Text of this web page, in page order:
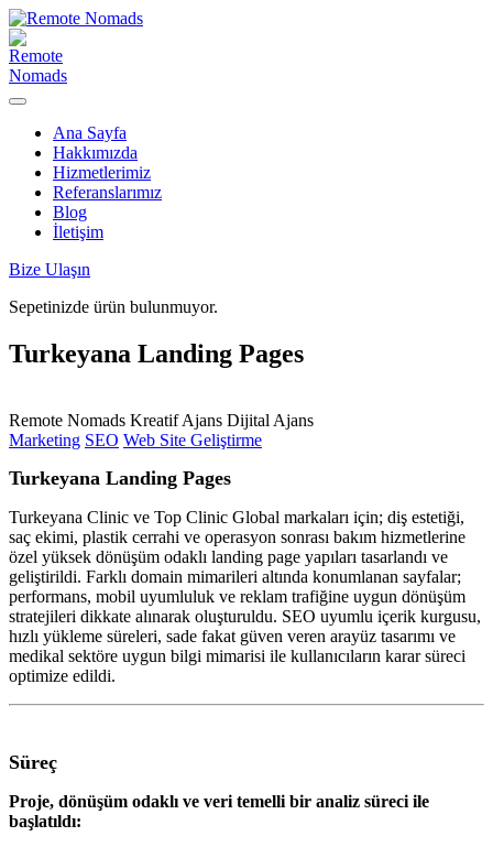
Ana Sayfa
Hakkımızda
Hizmetlerimiz
Referanslarımız
Blog
İletişim
Bize Ulaşın
Sepetinizde ürün bulunmuyor.
Turkeyana Landing Pages
Remote Nomads Kreatif Ajans Dijital Ajans
Marketing SEO Web Site Geliştirme
Turkeyana Landing Pages
Turkeyana Clinic ve Top Clinic Global markaları için; diş estetiği,
saç ekimi, plastik cerrahi ve operasyon sonrası bakım hizmetlerine
özel yüksek dönüşüm odaklı landing page yapıları tasarlandı ve
geliştirildi. Farklı domain mimarileri altında konumlanan sayfalar;
performans, mobil uyumluluk ve reklam trafiğine uygun dönüşüm
stratejileri dikkate alınarak oluşturuldu. SEO uyumlu içerik kurgusu,
hızlı yükleme süreleri, sade fakat güven veren arayüz tasarımı ve
medikal sektöre uygun bilgi mimarisi ile kullanıcıların karar süreci
optimize edildi.
Süreç
Proje, dönüşüm odaklı ve veri temelli bir analiz süreci ile
başlatıldı: